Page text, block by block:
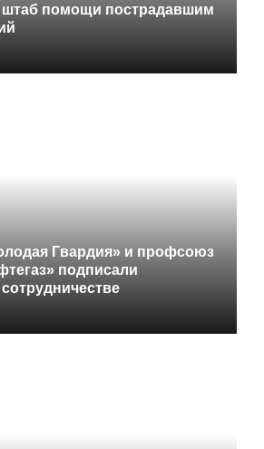
помощи пострадавшим
Гвардия» и профсоюз
подписали